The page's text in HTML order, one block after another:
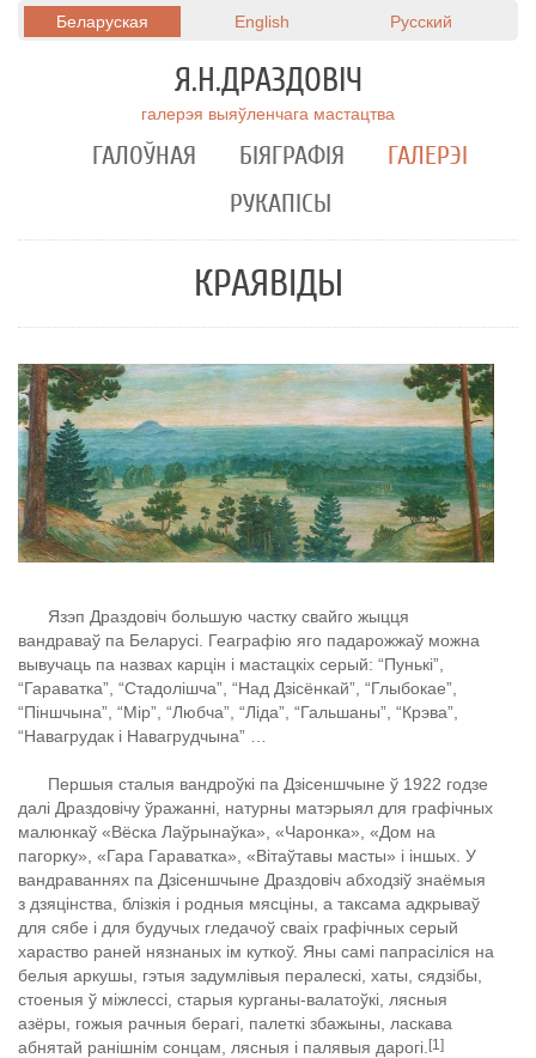
Беларуская English Русский
Я.Н.ДРАЗДОВIЧ
галерэя выяўленчага мастацтва
ГАЛОЎНАЯ БІЯГРАФІЯ
ГАЛЕРЭІ
РУКАПIСЫ
КРАЯВІДЫ
Язэп Драздовіч большую частку свайго жыцця
вандраваў па Беларусі. Геаграфію яго падарожжаў можна
вывучаць па назвах карцін і мастацкіх серый: “Пунькі”,
“Гараватка”, “Стадолішча”, “Над Дзісёнкай”, “Глыбокае”,
“Піншчына”, “Мір”, “Любча”, “Ліда”, “Гальшаны”, “Крэва”,
“Навагрудак і Навагрудчына” …
Першыя сталыя вандроўкі па Дзісеншчыне ў 1922 годзе
далі Драздовічу ўражанні, натурны матэрыял для графічных
малюнкаў «Вёска Лаўрынаўка», «Чаронка», «Дом на
пагорку», «Гара Гараватка», «Вітаўтавы масты» і іншых. У
вандраваннях па Дзісеншчыне Драздовіч абходзіў знаёмыя
з дзяцінства, блізкія і родныя мясціны, а таксама адкрываў
для сябе і для будучых гледачоў сваіх графічных серый
хараство раней нязнаных ім куткоў. Яны самі папрасіліся на
белыя аркушы, гэтыя задумлівыя пералескі, хаты, сядзібы,
стоеныя ў міжлессі, старыя курганы-валатоўкі, лясныя
азёры, гожыя рачныя берагі, палеткі збажыны, ласкава
абнятай ранішнім сонцам, лясныя і палявыя дарогі. [1]